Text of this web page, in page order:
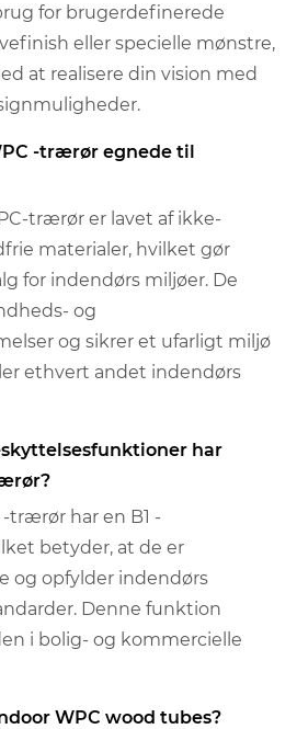
for brugerdefinerede
eller specielle mønstre,
at realisere din vision med
-trærør egnede til
trærør er lavet af ikke-
materialer, hvilket gør
for indendørs miljøer. De
og
og sikrer et ufarligt miljø
ethvert andet indendørs
har
trærør har en B1 -
betyder, at de er
opfylder indendørs
Denne funktion
i bolig- og kommercielle
WPC wood tubes?